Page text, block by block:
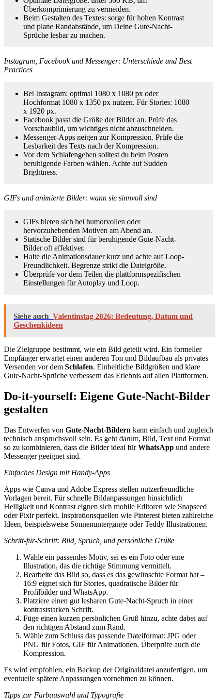
Überkomprimierung zu vermeiden.
Beim Gestalten des Textes: sorge für hohen Kontrast
und plane Randabstände, um Deine Gute-Nacht-
Sprüche lesbar zu machen.
Instagram, Facebook und Messenger: Unterschiede und Best
Practices
Bei Instagram: optimal 1080 x 1080 px oder
Hochformat 1080 x 1350 px nutzen. Für Stories: 1080
x 1920 px.
Facebook passt die Größe der Bilder an. Prüfe das
Vorschaubild, um wichtiges nicht abzuschneiden.
Messenger-Apps neigen zur Kompression. Prüfe die
Lesbarkeit des Texts nach der Kompression.
Vor dem Schlafengehen solltest du beim Posten
beruhigende Farben wählen. Achte auf Sudden
Brightness.
GIFs und animierte Bilder: wann sie sinnvoll sind
GIFs bieten sich bei humorvollen oder
hervorzuhebenden Motiven am Abend an.
Statische Bilder sind für beruhigende Gute-Nacht-
Bilder oft effektiver.
Halte die Animationsdauer kurz und achte auf Loop-
Freundlichkeit. Begrenze strikt die Dateigröße.
Überprüfe vor dem Teilen die plattformspezifischen
Einstellungen für Autoplay und Loop.
Siehe auch Valentinstag 2026: Bedeutung, Datum und
Geschenkideen
Die Zielgruppe bestimmt, wie ein Bild geteilt wird. Ein formeller
Empfänger erwartet einen anderen Ton und Bildaufbau als privates
Versenden vor dem Schlafen. Einheitliche Bildgrößen und klare
Gute-Nacht-Sprüche verbessern das Erlebnis auf allen Plattformen.
Do-it-yourself: Eigene Gute-Nacht-Bilder
gestalten
Das Entwerfen von Gute-Nacht-Bildern kann einfach und zugleich
technisch anspruchsvoll sein. Es geht darum, Bild, Text und Format
so zu kombinieren, dass die Bilder ideal fürWhatsApp und andere
Messenger geeignet sind.
Einfaches Design mit Handy-Apps
Apps wie Canva und Adobe Express stellen nutzerfreundliche
Vorlagen bereit. Für schnelle Bildanpassungen hinsichtlich
Helligkeit und Kontrast eignen sich mobile Editoren wie Snapseed
oder Pixlr perfekt. Inspirationsquellen wie Pinterest bieten zahlreiche
Ideen, beispielsweise Sonnenuntergänge oder Teddy Illustrationen.
Schritt-für-Schritt: Bild, Spruch, und persönliche Grüße
Wähle ein passendes Motiv, sei es ein Foto oder eine
Illustration, das die richtige Stimmung vermittelt.
Bearbeite das Bild so, dass es das gewünschte Format hat –
16:9 eignet sich für Stories, quadratische Bilder für
Profilbilder und WhatsApp.
Platziere einen gut lesbaren Gute-Nacht-Spruch in einer
kontraststarken Schrift.
Füge einen kurzen persönlichen Gruß hinzu, achte dabei auf
den richtigen Abstand zum Rand.
Wähle zum Schluss das passende Dateiformat: JPG oder
PNG für Fotos, GIF für Animationen. Überprüfe auch die
Kompression.
Es wird empfohlen, ein Backup der Originaldatei anzufertigen, um
eventuelle spätere Anpassungen vornehmen zu können.
Tipps zur Farbauswahl und Typografie